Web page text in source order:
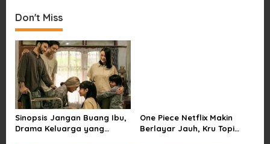
n
a
v
i
g
a
t
Don't Miss
Sinopsis Jangan Buang Ibu,
Drama Keluarga yang
One Piece Netflix Makin
Berlayar Jauh, Kru Topi